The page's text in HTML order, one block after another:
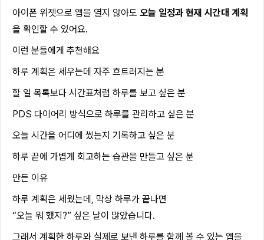
아이폰 위젯으로 앱을 열지 않아도 오늘 일정과 현재 시간대 계획
을 확인할 수 있어요.
이런 분들에게 추천해요
하루 계획은 세우는데 자주 흐트러지는 분
할 일 목록보다 시간표처럼 하루를 보고 싶은 분
PDS 다이어리 방식으로 하루를 관리하고 싶은 분
오늘 시간을 어디에 썼는지 기록하고 싶은 분
하루 끝에 가볍게 회고하는 습관을 만들고 싶은 분
만든 이유
하루 계획은 세웠는데, 막상 하루가 끝나면
“오늘 뭐 했지?” 싶은 날이 많았습니다.
그래서 계획한 하루와 실제로 보낸 하루를 함께 볼 수 있는 앱을